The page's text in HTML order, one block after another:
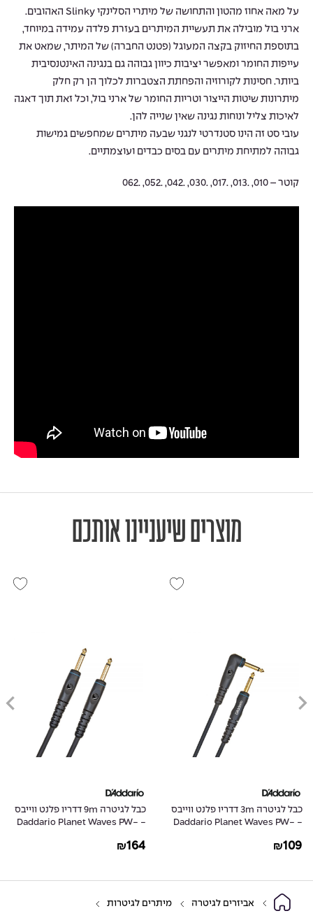
על מאה אחוז מהטון והתחושה של מיתרי הסלינקי Slinky האהובים.
ארני בול מובילה את תעשיית המיתרים בעזרת פלדה עמידה במיוחד,
בתוספת החיזוק בקצה המעוגל (פטנט החברה) של המיתר, שמאט את
עייפות החומר ומאפשר יציבות כיוון גבוהה גם בנגינה האינטנסיבית
ביותר. חסינות לקורוזיה והפחתת הצטברות לכלוך הן רק חלק
מיתרונות שיטות הייצור וטריות החומר של ארני בול, וכל זאת תוך דאגה
לאיכות צליל ונוחות נגינה שאין שנייה להן.
עובי סט זה הינו סטנדרטי לנגני שבעה מיתרים שמחפשים גמישות
גבוהה למתיחת מיתרים עם בסים כבדים ועוצמתיים.
קוטר – 010, .013, .017, .030, .042, .052, .062
מוצרים שיעניינו אותכם
כבל לגיטרה 3m דדריו פלנט ווייבס
- Daddario Planet Waves PW-
₪109
כבל לגיטרה 9m דדריו פלנט ווייבס
- Daddario Planet Waves PW-
₪164
אביזרים לגיטרה מיתרים לגיטרות